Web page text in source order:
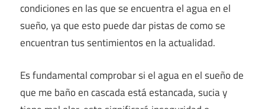
condiciones en las que se encuentra el agua en el
sueño, ya que esto puede dar pistas de como se
encuentran tus sentimientos en la actualidad.
Es fundamental comprobar si el agua en el sueño de
que me baño en cascada está estancada, sucia y